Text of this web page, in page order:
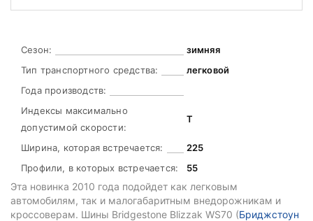
Сезон:
зимняя
Тип транспортного средства:
легковой
Года производств:
Индексы максимально
допустимой скорости:
T
Ширина, которая встречается:
225
Профили, в которых встречается:
55
Эта новинка 2010 года подойдет как легковым
автомобилям, так и малогабаритным внедорожникам и
кроссоверам. Шины Bridgestone Blizzak WS70 (Бриджстоун